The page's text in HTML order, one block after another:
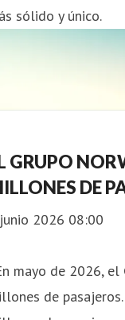
sólido y único.
GRUPO
DE
2026 08:00
mayo de 2026,
de